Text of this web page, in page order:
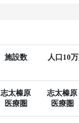
施設数
人口10
志太榛原
医療圏
志太榛原
医療圏